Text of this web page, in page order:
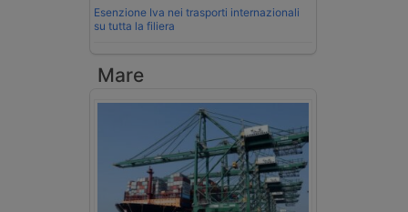
Esenzione Iva nei trasporti internazionali
su tutta la filiera
Mare